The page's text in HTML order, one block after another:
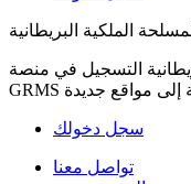
الملكية البريطانية
التسجيل في منصة
سجل دخولك
تواصل معنا